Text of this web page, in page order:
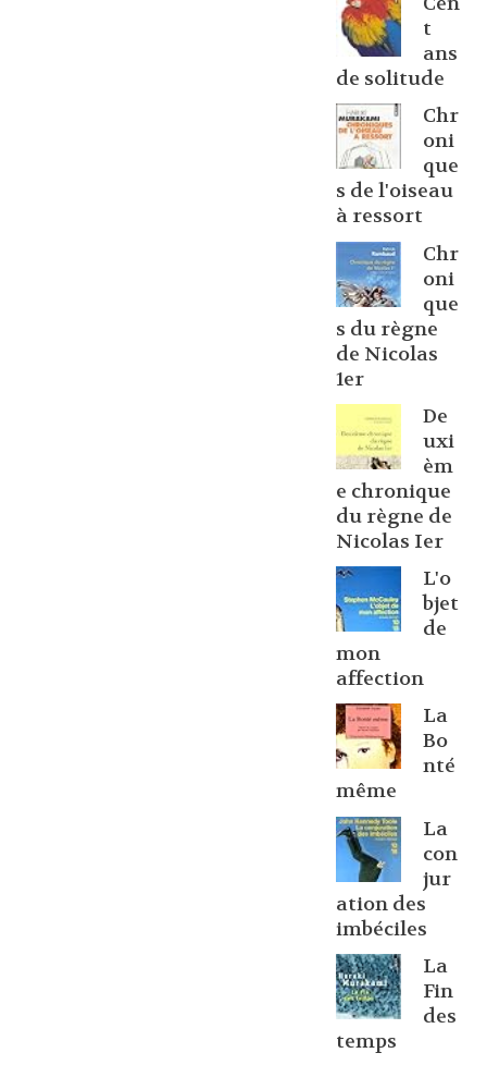
t
ans
de solitude
Chr
oni
que
s de l'oiseau
à ressort
Chr
oni
que
s du règne
de Nicolas
1er
De
uxi
èm
e chronique
du règne de
Nicolas Ier
L'o
bjet
de
mon
affection
La
Bo
nté
même
La
con
jur
ation des
imbéciles
La
Fin
des
temps